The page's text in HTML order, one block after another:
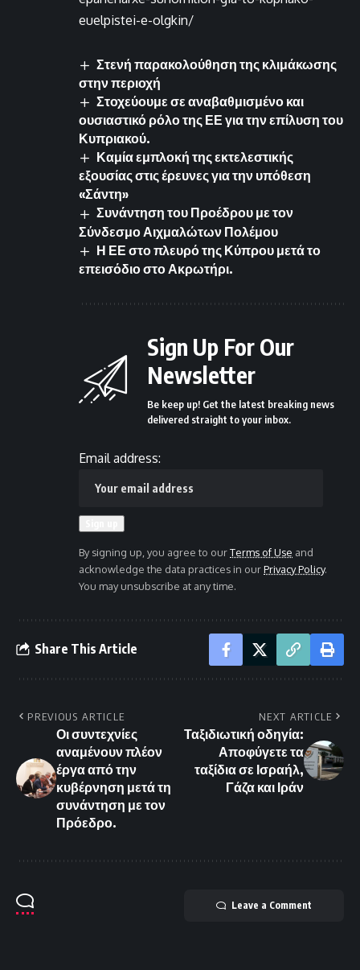
euelpistei-e-olgkin/
Στενή παρακολούθηση της κλιμάκωσης
στην περιοχή
Στοχεύουμε σε αναβαθμισμένο και
ουσιαστικό ρόλο της ΕΕ για την επίλυση του
Κυπριακού.
Καμία εμπλοκή της εκτελεστικής
εξουσίας στις έρευνες για την υπόθεση
«Σάντη»
Συνάντηση του Προέδρου με τον
Σύνδεσμο Αιχμαλώτων Πολέμου
Η ΕΕ στο πλευρό της Κύπρου μετά το
επεισόδιο στο Ακρωτήρι.
Sign Up For Our
Newsletter
Be keep up! Get the latest breaking news
delivered straight to your inbox.
Email address:
By signing up, you agree to ourTerms of Use and
acknowledge the data practices in ourPrivacy Policy.
You may unsubscribe at any time.
Share This Article
PREVIOUS ARTICLE
Οι συντεχνίες
αναμένουν πλέον
έργα από την
κυβέρνηση μετά τη
συνάντηση με τον
Πρόεδρο.
NEXT ARTICLE
Ταξιδιωτική οδηγία:
Αποφύγετε τα
ταξίδια σε Ισραήλ,
Γάζα και Ιράν
Leave a Comment